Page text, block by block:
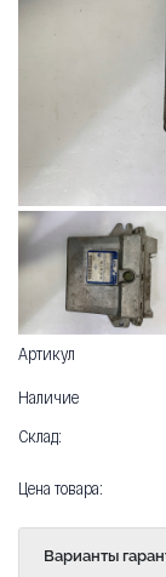
Артикул
Наличие
Склад:
Цена товара:
Варианты